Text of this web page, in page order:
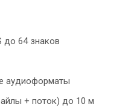
до 64 знаков
аудиоформаты
+ поток) до 10 м